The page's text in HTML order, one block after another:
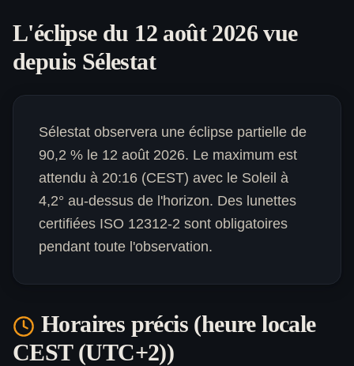
L'éclipse du 12 août 2026 vue
depuis Sélestat
Sélestat observera une éclipse partielle de
90,2 % le 12 août 2026. Le maximum est
attendu à 20:16 (CEST) avec le Soleil à
4,2° au-dessus de l'horizon. Des lunettes
certifiées ISO 12312-2 sont obligatoires
pendant toute l'observation.
Horaires précis (heure locale
CEST (UTC+2))